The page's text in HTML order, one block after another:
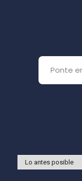
Ponte